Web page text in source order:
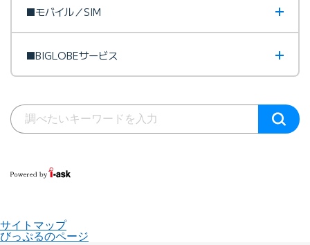
■モバイル／SIM
■BIGLOBEサービス
サイトマップ
びっぷるのページ